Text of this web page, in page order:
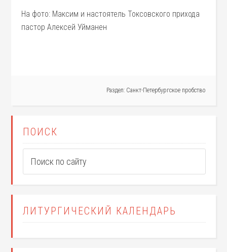
На фото: Максим и настоятель Токсовского прихода
пастор Алексей Уйманен
Раздел: Санкт-Петербургское пробство
ПОИСК
ЛИТУРГИЧЕСКИЙ КАЛЕНДАРЬ